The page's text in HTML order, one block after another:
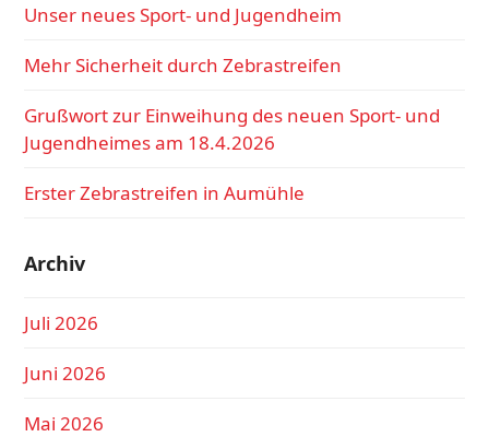
Unser neues Sport- und Jugendheim
Mehr Sicherheit durch Zebrastreifen
Grußwort zur Einweihung des neuen Sport- und
Jugendheimes am 18.4.2026
Erster Zebrastreifen in Aumühle
Archiv
Juli 2026
Juni 2026
Mai 2026